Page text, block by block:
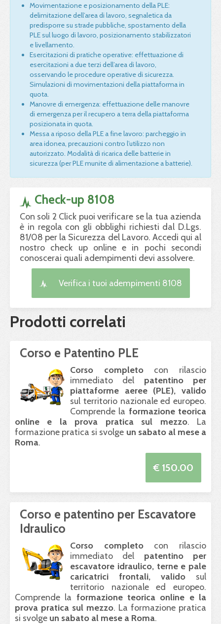
Movimentazione e posizionamento della PLE:
delimitazione dell’area di lavoro, segnaletica da
predisporre su strade pubbliche, spostamento della
PLE sul luogo di lavoro, posizionamento stabilizzatori
e livellamento.
Esercitazioni di pratiche operative: effettuazione di
esercitazioni a due terzi dell’area di lavoro,
osservando le procedure operative di sicurezza.
Simulazioni di movimentazioni della piattaforma in
quota.
Manovre di emergenza: effettuazione delle manovre
di emergenza per il recupero a terra della piattaforma
posizionata in quota.
Messa a riposo della PLE a fine lavoro: parcheggio in
area idonea, precauzioni contro l’utilizzo non
autorizzato. Modalità di ricarica delle batterie in
sicurezza (per PLE munite di alimentazione a batterie).
Check-up 8108
Con soli 2 Click puoi verificare se la tua azienda
è in regola con gli obblighi richiesti dal D.Lgs.
81/08 per la Sicurezza del Lavoro. Accedi qui al
nostro check up online e in pochi secondi
conoscerai quali adempimenti devi assolvere.
Verifica i tuoi adempimenti 8108
Prodotti correlati
Corso e Patentino PLE
Corso completocon rilascio
immediato del patentino per
piattaforme aeree (PLE), valido
sul territorio nazionale ed europeo.
Comprende la formazione teorica
online e la prova pratica sul mezzo. La
formazione pratica si svolge un sabato al mese a
Roma.
€ 150.00
Corso e patentino per Escavatore
Idraulico
Corso completocon rilascio
immediato del patentino per
escavatore idraulico, terne e pale
caricatrici frontali, valido sul
territorio nazionale ed europeo.
Comprende la formazione teorica online e la
prova pratica sul mezzo. La formazione pratica
si svolge un sabato al mese a Roma.